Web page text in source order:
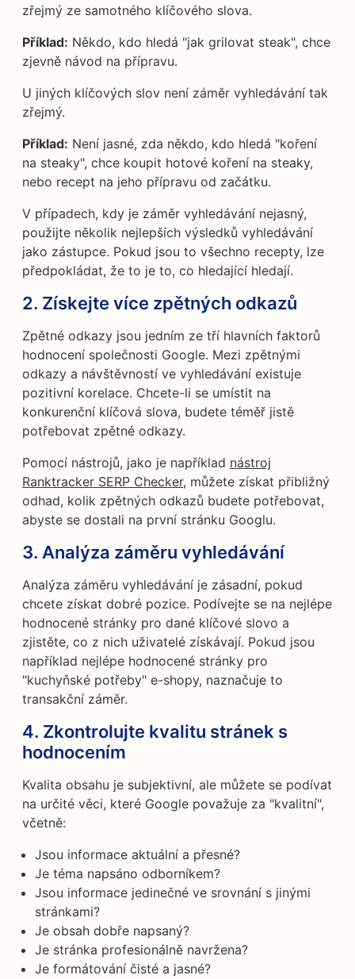
zřejmý ze samotného klíčového slova.
Příklad: Někdo, kdo hledá "jak grilovat steak", chce
zjevně návod na přípravu.
U jiných klíčových slov není záměr vyhledávání tak
zřejmý.
Příklad: Není jasné, zda někdo, kdo hledá "koření
na steaky", chce koupit hotové koření na steaky,
nebo recept na jeho přípravu od začátku.
V případech, kdy je záměr vyhledávání nejasný,
použijte několik nejlepších výsledků vyhledávání
jako zástupce. Pokud jsou to všechno recepty, lze
předpokládat, že to je to, co hledající hledají.
2. Získejte více zpětných odkazů
Zpětné odkazy jsou jedním ze tří hlavních faktorů
hodnocení společnosti Google. Mezi zpětnými
odkazy a návštěvností ve vyhledávání existuje
pozitivní korelace. Chcete-li se umístit na
konkurenční klíčová slova, budete téměř jistě
potřebovat zpětné odkazy.
Pomocí nástrojů, jako je například nástroj
Ranktracker SERP Checker, můžete získat přibližný
odhad, kolik zpětných odkazů budete potřebovat,
abyste se dostali na první stránku Googlu.
3. Analýza záměru vyhledávání
Analýza záměru vyhledávání je zásadní, pokud
chcete získat dobré pozice. Podívejte se na nejlépe
hodnocené stránky pro dané klíčové slovo a
zjistěte, co z nich uživatelé získávají. Pokud jsou
například nejlépe hodnocené stránky pro
"kuchyňské potřeby" e-shopy, naznačuje to
transakční záměr.
4. Zkontrolujte kvalitu stránek s
hodnocením
Kvalita obsahu je subjektivní, ale můžete se podívat
na určité věci, které Google považuje za "kvalitní",
včetně:
Jsou informace aktuální a přesné?
Je téma napsáno odborníkem?
Jsou informace jedinečné ve srovnání s jinými
stránkami?
Je obsah dobře napsaný?
Je stránka profesionálně navržena?
Je formátování čisté a jasné?